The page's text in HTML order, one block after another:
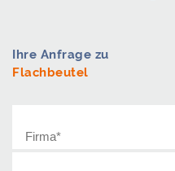
Ihre Anfrage zu
Flachbeutel